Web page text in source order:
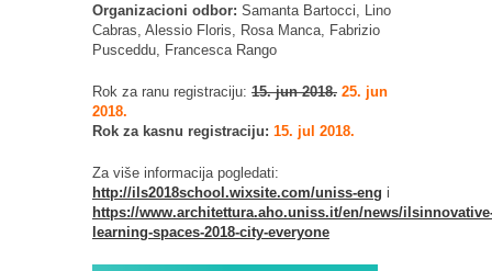
Organizacioni odbor: Samanta Bartocci, Lino
Cabras, Alessio Floris, Rosa Manca, Fabrizio
Pusceddu, Francesca Rango
Rok za ranu registraciju: 15. jun 2018. 25. jun
2018.
Rok za kasnu registraciju: 15. jul 2018.
Za više informacija pogledati:
http://ils2018school.wixsite.com/uniss-eng i
https://www.architettura.aho.uniss.it/en/news/
learning-spaces-2018-city-everyone